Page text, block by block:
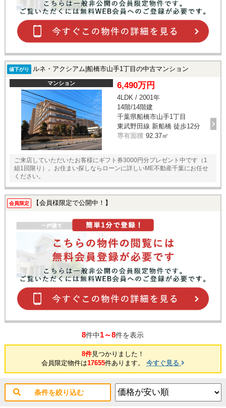
値下がり ルネ・アクシアム|船橋市山手1丁目の中古マンション
マンション 6,490万円
4LDK / 2001年
14階/14階建
千葉県船橋市山手1丁目
東武野田線 新船橋 徒歩12分
専有面積 92.37㎡
ご来店していただいたお客様にギフト券3000円分プレゼント中です（1
組1回限り）。お住まい探しならローンに詳しいME不動産千葉にお任せ
ください。
会員限定 【会員様限定で公開中！】
8件中1～8件を表示
8件見つかりました！
会員限定物件は17655件あります。 今すぐ見る
条件を絞り込む